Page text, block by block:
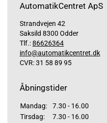
AutomatikCentret ApS
Strandvejen 42
Saksild 8300 Odder
Tlf.:86626364
info@automatikcentret.dk
CVR: 31 58 89 95
Åbningstider
Mandag:
7.30 - 16.00
Tirsdag:
7.30 - 16.00